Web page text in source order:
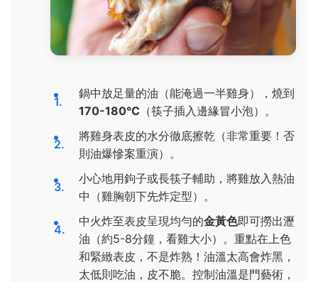
鍋中放足量的油（能淹過一半雞身），燒到
170-180°C （筷子插入邊緣冒小泡）。
將雞身表皮的水分徹底擦乾（非常重要！否
則油爆慘案重演）。
小心地用鉤子或長筷子輔助，將雞放入熱油
中（雞胸朝下先炸定型）。
中火炸至表皮呈現均勻的金黃色即可撈出瀝
油（約5-8分鐘，看雞大小）。重點在上色
和緊緻表皮，不是炸熟！油溫太高會炸黑，
太低則吃油，皮不脆。控制油溫是門藝術，